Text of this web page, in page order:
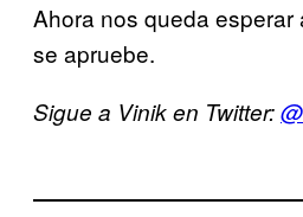
Ahora nos queda esperar
se apruebe.
Sigue a Vinik en Twitter: